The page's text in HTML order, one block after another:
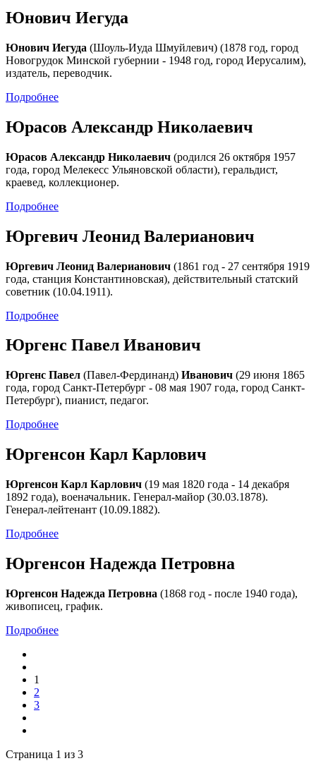
Юнович Иегуда
Юнович Иегуда (Шоуль-Иуда Шмуйлевич) (1878 год, город
Новогрудок Минской губернии - 1948 год, город Иерусалим),
издатель, переводчик.
Подробнее
Юрасов Александр Николаевич
Юрасов Александр Николаевич (родился 26 октября 1957
года, город Мелекесс Ульяновской области), геральдист,
краевед, коллекционер.
Подробнее
Юргевич Леонид Валерианович
Юргевич Леонид Валерианович (1861 год - 27 сентября 1919
года, станция Константиновская), действительный статский
советник (10.04.1911).
Подробнее
Юргенс Павел Иванович
Юргенс Павел (Павел-Фердинанд) Иванович (29 июня 1865
года, город Санкт-Петербург - 08 мая 1907 года, город Санкт-
Петербург), пианист, педагог.
Подробнее
Юргенсон Карл Карлович
Юргенсон Карл Карлович (19 мая 1820 года - 14 декабря
1892 года), военачальник. Генерал-майор (30.03.1878).
Генерал-лейтенант (10.09.1882).
Подробнее
Юргенсон Надежда Петровна
Юргенсон Надежда Петровна (1868 год - после 1940 года),
живописец, график.
Подробнее
1
2
3
Страница 1 из 3